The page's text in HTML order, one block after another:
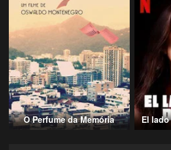
O Perfume da Memória El